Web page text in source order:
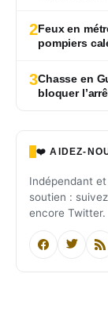
2Feux en
pompiers
3Chasse en
bloquer
❤️ AIDEZ-
Indépendant
soutien :
encore Twitter.